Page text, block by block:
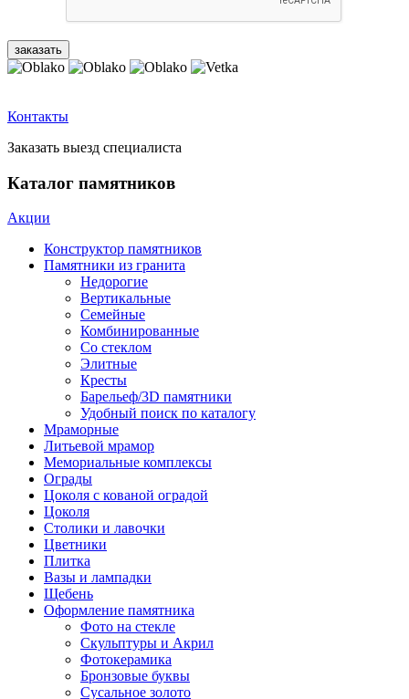
Контакты
Заказать выезд специалиста
Каталог памятников
Акции
Конструктор памятников
Памятники из гранита
Недорогие
Вертикальные
Семейные
Комбинированные
Со стеклом
Элитные
Кресты
Барельеф/3D памятники
Удобный поиск по каталогу
Мраморные
Литьевой мрамор
Мемориальные комплексы
Ограды
Цоколя с кованой оградой
Цоколя
Столики и лавочки
Цветники
Плитка
Вазы и лампадки
Щебень
Оформление памятника
Фото на стекле
Скульптуры и Акрил
Фотокерамика
Бронзовые буквы
Сусальное золото